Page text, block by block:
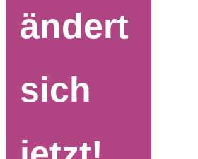
ändert
sich